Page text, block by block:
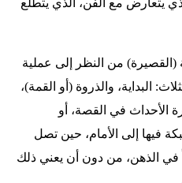
يتعارض مع الفن، الذي يتطلَّع
(القصيرة) من النظر إلى عملية
البداية، والذروة (أو القمة)،
الأحداث في القصة، أو
فيها إلى الأمام، حين تصل
في الذهن، من دون أن يعني ذلك